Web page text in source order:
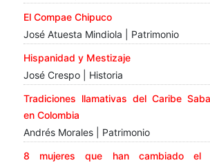
El Compae Chipuco
José Atuesta Mindiola | Patrimonio
Hispanidad y Mestizaje
José Crespo | Historia
Tradiciones llamativas del Caribe
en Colombia
Andrés Morales | Patrimonio
8 mujeres que han cambiado el